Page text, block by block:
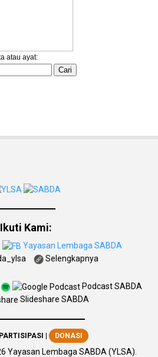
Ikuti Kami:
Yayasan Lembaga SABDA
Selengkapnya
Podcast SABDA
Slideshare SABDA
PARTISIPASI | DONASI
Yayasan Lembaga SABDA (YLSA).